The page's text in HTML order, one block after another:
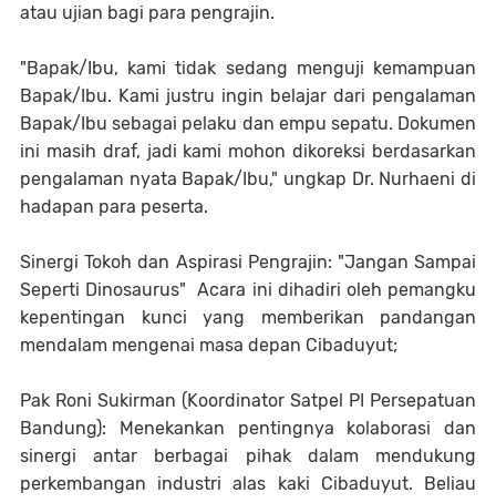
atau ujian bagi para pengrajin.
"Bapak/Ibu, kami tidak sedang menguji kemampuan
Bapak/Ibu. Kami justru ingin belajar dari pengalaman
Bapak/Ibu sebagai pelaku dan empu sepatu. Dokumen
ini masih draf, jadi kami mohon dikoreksi berdasarkan
pengalaman nyata Bapak/Ibu," ungkap Dr. Nurhaeni di
hadapan para peserta.
Sinergi Tokoh dan Aspirasi Pengrajin: "Jangan Sampai
Seperti Dinosaurus"Acara ini dihadiri oleh pemangku
kepentingan kunci yang memberikan pandangan
mendalam mengenai masa depan Cibaduyut;
Pak Roni Sukirman (Koordinator Satpel PI Persepatuan
Bandung): Menekankan pentingnya kolaborasi dan
sinergi antar berbagai pihak dalam mendukung
perkembangan industri alas kaki Cibaduyut. Beliau